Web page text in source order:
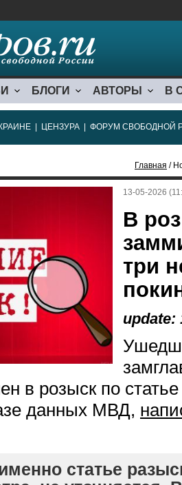
БЛОГИ АВТОРЫ В
ЦЕНЗУРА ФОРУМ СВОБОДНОЙ
Главная /
13-05-2026
В
три
update:
в розыск по
данных МВД,
статье